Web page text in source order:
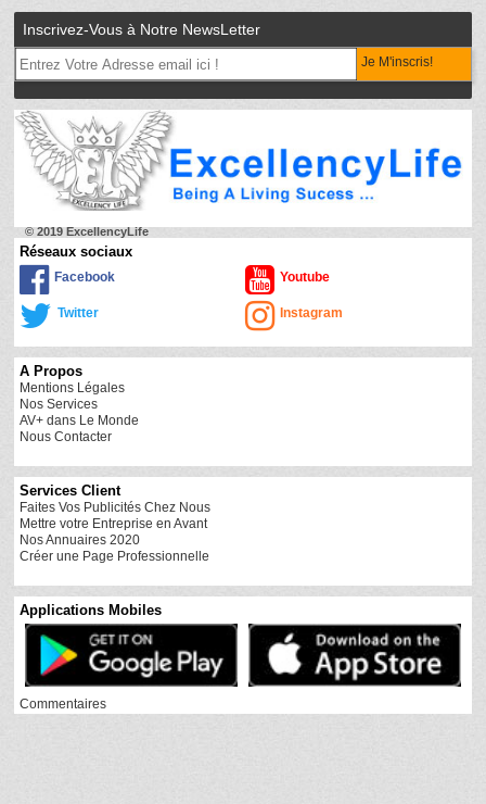
Inscrivez-Vous à Notre NewsLetter
Je M'inscris!
© 2019 ExcellencyLife
Réseaux sociaux
Facebook Youtube
Twitter Instagram
A Propos
Mentions Légales
Nos Services
AV+ dans Le Monde
Nous Contacter
Services Client
Faites Vos Publicités Chez Nous
Mettre votre Entreprise en Avant
Nos Annuaires 2020
Créer une Page Professionnelle
Applications Mobiles
Commentaires